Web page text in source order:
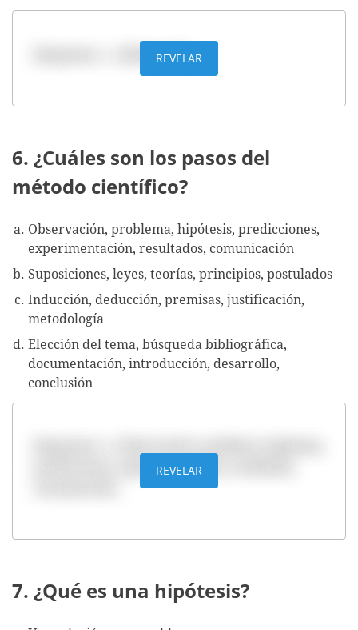
Respuesta: c. Adivinación
REVELAR
6. ¿Cuáles son los pasos del
método científico?
Observación, problema, hipótesis, predicciones,
experimentación, resultados, comunicación
Suposiciones, leyes, teorías, principios, postulados
Inducción, deducción, premisas, justificación,
metodología
Elección del tema, búsqueda bibliográfica,
documentación, introducción, desarrollo,
conclusión
predicciones, experimentación, resultados,
REVELAR
7. ¿Qué es una hipótesis?